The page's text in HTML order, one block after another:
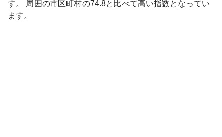
す。
周囲の市区町村の74.8と比べて高い指数となってい
ます。